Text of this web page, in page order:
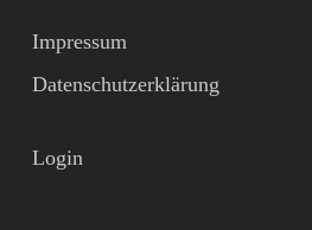
Impressum
Datenschutzerklärung
Login